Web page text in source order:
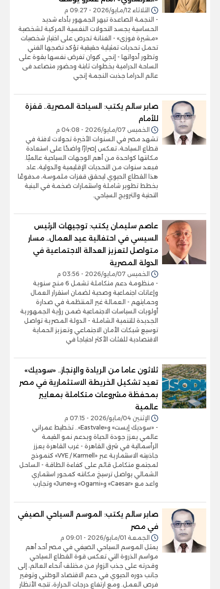
الثلاثاء 12/مايو/2026 - 09:27 م
- النجمة الصاعدة تبهر الجمهور بأداء شديد
الحساسية يجسد التحولات النفسية المركبة لشخصية
«مشيرة فوزى» - الفنانة تحرص على اختيار شخصيات
تحمل تحديات تمثيلية حقيقية تؤكد نضجها الفني
وتطور أدواتها - إنجي كيوان تفرض نفسها بقوة على
الساحة الدرامية بخطوات ثابتة وحضور متصاعد فى
عالم الدراما جذبت النجمة إنجي
صابر سالم يكتب: السياحة المصرية.. قفزة
للأمام
الخميس 07/مايو/2026 - 04:08 م
تشهد مصر في السنوات الأخيرة تحولات لافتة في
قطاع السياحة، تعكس إصرارًا واضحًا على استعادة
مكانتها كواحدة من أهم الوجهات السياحية عالميًا.
فبعد سنوات من التحديات الإقليمية والدولية، عاد
هذا القطاع الحيوي ليحقق قفزات ملموسة، مدفوعًا
بخطط تطوير شاملة واستثمارات ضخمة في البنية
التحتية والترويج السياحي.
عاصم سليمان يكتب: توجيهات الرئيس
السيسي في احتفالية عيد العمال.. مسار
متواصل لتعزيز العدالة الاجتماعية في
الدولة المصرية
الخميس 07/مايو/2026 - 03:56 م
- منظومة دعم متكاملة تشمل 6 منح سنوية
وإعانات اجتماعية وصحية لضمان استقرار العمال
وحمايتهم - العمالة غير المنتظمة في صدارة
أولويات السياسات الاجتماعية ضمن رؤية الجمهورية
الجديدة للتنمية الشاملة - الدولة المصرية تواصل
توسيع شبكات الأمان الاجتماعي وتعزيز الحماية
الاقتصادية للفئات الأكثر احتياجا في
ثلاثون عاما من الريادة والإنجاز.. «سوديك»
تعيد تشكيل الخريطة الاستثمارية في مصر
بمحفظة مشروعات متكاملة بمعايير
عالمية
الإثنين 04/مايو/2026 - 07:15 م
- «سوديك إيست» و«Eastvale».. تخطيط عمراني
عالمي يعزز جودة الحياة ويدعم نمو القيمة
الرأسمالية في شرق القاهرة - غرب القاهرة يعزز
جاذبيته الاستثمارية عبر «VYE / Karmell» كنموذج
لمجتمع متكامل قائم على كفاءة الطاقة - الساحل
الشمالي يواصل ترسيخ مكانته كمحور استثماري
واعد مع «Caesar» و«Ogami» و«June» وتجارب
صابر سالم يكتب: الموسم السياحي الصيفي
في مصر
الجمعة 01/مايو/2026 - 09:01 م
يمثل الموسم السياحي الصيفي في مصر أحد أهم
مواسم الذروة التي تعكس قوة القطاع السياحي
وقدرته على جذب الزوار من مختلف أنحاء العالم، إلى
جانب دوره الحيوي في دعم الاقتصاد الوطني وتوفير
فرص العمل. ومع ارتفاع درجات الحرارة، تتجه الأنظار